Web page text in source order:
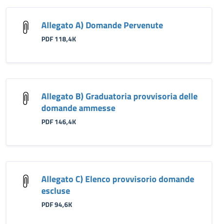
Allegato A) Domande Pervenute
PDF 118,4K
Allegato B) Graduatoria provvisoria delle
domande ammesse
PDF 146,4K
Allegato C) Elenco provvisorio domande
escluse
PDF 94,6K